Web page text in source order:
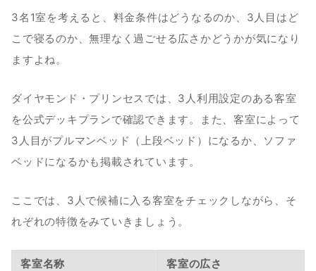
3名1室を考えると、料金条件はどうなるのか、3人目はど
こで寝るのか、無理なく過ごせる広さかどうかが気になり
ますよね。
ダイヤモンド・プリンセスでは、3人利用設定のある客室
を公式デッキプランで確認できます。また、客室によって
3人目がプルマンベッド（上段ベッド）になるか、ソファ
ベッドになるかも掲載されています。
ここでは、3人で候補に入る客室をチェックしながら、そ
れぞれの特徴をみていきましょう。
客室名称 客室の広さ